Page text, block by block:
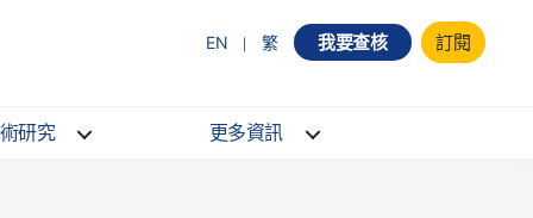
EN 繁 我要查核 訂閱
研究 更多資訊